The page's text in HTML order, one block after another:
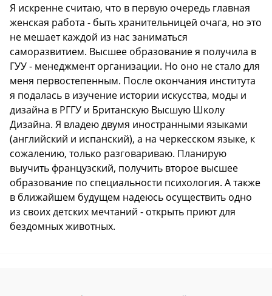
Я искренне считаю, что в первую очередь главная
женская работа - быть хранительницей очага, но это
не мешает каждой из нас заниматься
саморазвитием. Высшее образование я получила в
ГУУ - менеджмент организации. Но оно не стало для
меня первостепенным. После окончания института
я подалась в изучение истории искусства, моды и
дизайна в РГГУ и Британскую Высшую Школу
Дизайна. Я владею двумя иностранными языками
(английский и испанский), а на черкесском языке, к
сожалению, только разговариваю. Планирую
выучить французский, получить второе высшее
образование по специальности психология. А также
в ближайшем будущем надеюсь осуществить одно
из своих детских мечтаний - открыть приют для
бездомных животных.